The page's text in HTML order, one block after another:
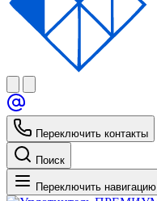
Переключить контакты
Поиск
Переключить навигацию